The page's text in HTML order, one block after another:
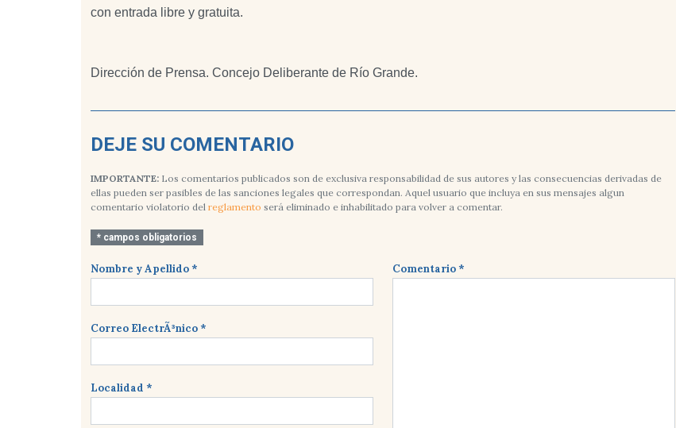
con entrada libre y gratuita.
Dirección de Prensa. Concejo Deliberante de Río Grande.
DEJE SU COMENTARIO
IMPORTANTE: Los comentarios publicados son de exclusiva responsabilidad de sus autores y las consecuencias derivadas de
ellas pueden ser pasibles de las sanciones legales que correspondan. Aquel usuario que incluya en sus mensajes algun
comentario violatorio del reglamento será eliminado e inhabilitado para volver a comentar.
* campos obligatorios
Nombre y Apellido *
Correo ElectrÃ³nico *
Localidad *
Comentario *